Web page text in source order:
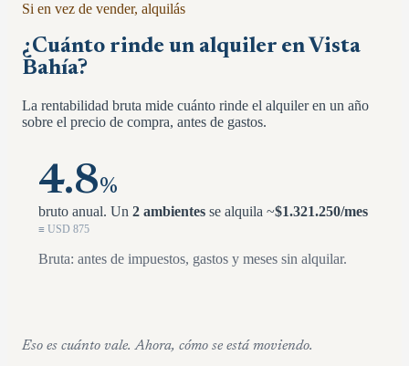
Si en vez de vender, alquilás
¿Cuánto rinde un alquiler en Vista
Bahía?
La rentabilidad bruta mide cuánto rinde el alquiler en un año
sobre el precio de compra, antes de gastos.
4.8%
bruto anual. Un 2 ambientes se alquila ~$1.321.250/mes
≡ USD 875
Bruta: antes de impuestos, gastos y meses sin alquilar.
Eso es cuánto vale. Ahora, cómo se está moviendo.